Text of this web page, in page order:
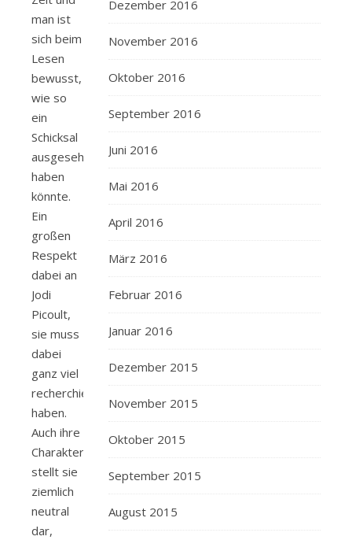
man ist
sich beim
Lesen
bewusst,
wie so
ein
Schicksal
ausgesehen
haben
könnte.
Ein
großen
Respekt
dabei an
Jodi
Picoult,
sie muss
dabei
ganz viel
recherchiert
haben.
Auch ihre
Charakter
stellt sie
ziemlich
neutral
dar,
Dezember 2016
November 2016
Oktober 2016
September 2016
Juni 2016
Mai 2016
April 2016
März 2016
Februar 2016
Januar 2016
Dezember 2015
November 2015
Oktober 2015
September 2015
August 2015